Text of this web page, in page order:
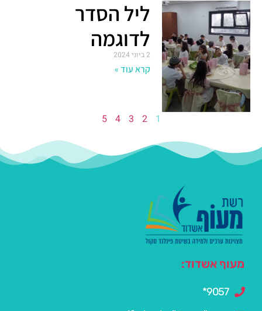
ליל הסדר
לדוגמה
2 ביוני 2024
קרא עוד »
1
2
3
4
5
מעוף אשדוד:
9057*